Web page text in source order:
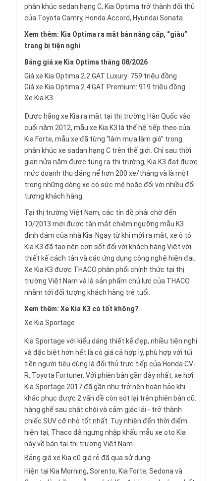
phân khúc sedan hạng C, Kia Optima trở thành đối thủ
của Toyota Camry, Honda Accord, Hyundai Sonata
Xem thêm: Kia Optima ra mắt bản nâng cấp, “giàu”
trang bị tiện nghi
Bảng giá xe Kia Optima tháng 08/2026
Giá xe Kia Optima 2.2 GAT Luxury: 759 triệu đồng
Giá xe Kia Optima 2.4 GAT Premium: 919 triệu đồng
Xe Kia K3
Được hãng xe Kia ra mắt tại thị trường Hàn Quốc vào
cuối năm 2012, mẫu xe Kia K3 là thế hệ tiếp theo của
Kia Forte, mẫu xe đã từng “làm mưa làm gió” trong
phân khúc xe sadan hạng C trên thế giới. Chỉ sau thời
gian nửa năm được tung ra thị trường, Kia K3 đạt được
mức doanh thu đáng nể hơn 200 xe/tháng và là một
trong những dòng xe có sức mê hoặc đối với nhiều đối
tượng khách hàng.
Tại thị trường Việt Nam, các tín đồ phải chờ đến
10/2013 mới được tận mắt chiêm ngưỡng mẫu K3
đình đám của nhà Kia. Ngay từ khi mới ra mắt, xe ô tô
Kia K3 đã tạo nên cơn sốt đối với khách hàng Việt với
thiết kế cách tân và các ứng dụng công nghệ hiện đại.
Xe Kia K3 được THACO phân phối chính thức tại thị
trường Việt Nam và là sản phẩm chủ lực của THACO
nhắm tới đối tượng khách hàng trẻ tuổi.
Xem thêm: Xe Kia K3 có tốt không?
Xe Kia Sportage
Kia Sportage với kiểu dáng thiết kế đẹp, nhiều tiện nghi
và đặc biệt hơn hết là có giá cả hợp lý, phù hợp với túi
tiền người tiêu dùng là đối thủ trực tiếp của Honda CV-
R, Toyota Fortuner. Với phiên bản gần đây nhất, xe hơi
Kia Sportage 2017 đã gần như trở nên hoàn hảo khi
khắc phục được 2 vấn đề còn sót lại trên phiên bản cũ:
hàng ghế sau chật chội và cảm giác lái - trở thành
chiếc SUV cỡ nhỏ tốt nhất. Tuy nhiên đến thời điểm
hiện tại, Thaco đã ngưng nhập khẩu mẫu xe oto Kia
này về bán tại thị trường Việt Nam.
Bảng giá xe Kia cũ giá rẻ đã qua sử dụng
Hiện tại Kia Morning, Sorento, Kia Forte, Sedona và